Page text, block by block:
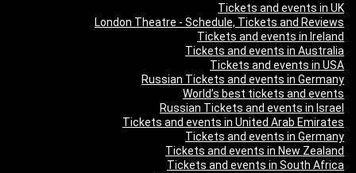
Tickets and events in UK
London Theatre - Schedule, Tickets and Reviews
Tickets and events in Ireland
Tickets and events in Australia
Tickets and events in USA
Russian Tickets and events in Germany
World’s best tickets and events
Russian Tickets and events in Israel
Tickets and events in United Arab Emirates
Tickets and events in Germany
Tickets and events in New Zealand
Tickets and events in South Africa